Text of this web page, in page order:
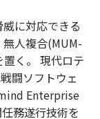
に対応できる
人複合(MUM-
く。 現代ロテ
闘ソフトウェ
Enterprise
務遂行技術を